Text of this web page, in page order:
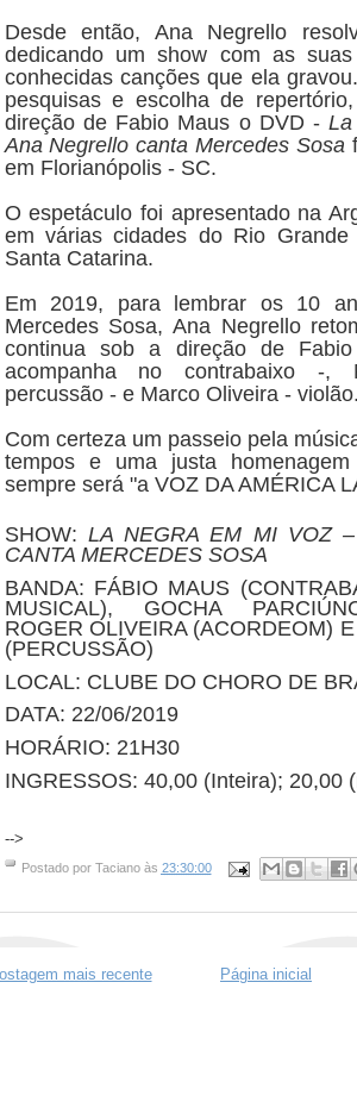
Desde então, Ana Negrello
dedicando um show com as
conhecidas canções que ela
pesquisas e escolha de
direção de Fabio Maus o DVD -
Ana Negrello canta Mercedes Sosa
em Florianópolis - SC.
O espetáculo foi apresentado na
em várias cidades do Rio
Santa Catarina.
Em 2019, para lembrar os 10
Mercedes Sosa, Ana Negrello
continua sob a direção de
acompanha no contrabaixo -,
percussão - e Marco Oliveira - violão.
Com certeza um passeio pela
tempos e uma justa
sempre será "a VOZ DA AMÉRICA
SHOW: LA NEGRA EM MI VOZ
CANTA MERCEDES SOSA
BANDA: FÁBIO MAUS
MUSICAL), GOCHA
ROGER OLIVEIRA (ACORDEOM)
(PERCUSSÃO)
LOCAL: CLUBE DO CHORO DE
DATA: 22/06/2019
HORÁRIO: 21H30
INGRESSOS: 40,00 (Inteira); 20,00
-->
Postado por Taciano às 23:30:00
mais recente Página inicial